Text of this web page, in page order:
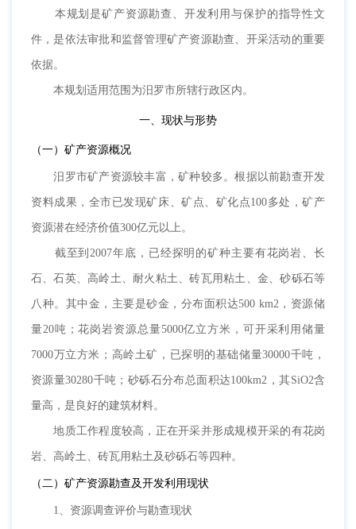
本规划是矿产资源勘查、开发利用与保护的指导性文
件，是依法审批和监督管理矿产资源勘查、开采活动的重要
依据。
本规划适用范围为汨罗市所辖行政区内。
一、现状与形势
（一）矿产资源概况
汨罗市矿产资源较丰富，矿种较多。根据以前勘查开发
资料成果，全市已发现矿床、矿点、矿化点100多处，矿产
资源潜在经济价值300亿元以上。
截至到2007年底，已经探明的矿种主要有花岗岩、长
石、石英、高岭土、耐火粘土、砖瓦用粘土、金、砂砾石等
八种。其中金，主要是砂金，分布面积达500 km2，资源储
量20吨；花岗岩资源总量5000亿立方米，可开采利用储量
7000万立方米；高岭土矿，已探明的基础储量30000千吨，
资源量30280千吨；砂砾石分布总面积达100km2，其SiO2含
量高，是良好的建筑材料。
地质工作程度较高，正在开采并形成规模开采的有花岗
岩、高岭土、砖瓦用粘土及砂砾石等四种。
（二）矿产资源勘查及开发利用现状
1、资源调查评价与勘查现状